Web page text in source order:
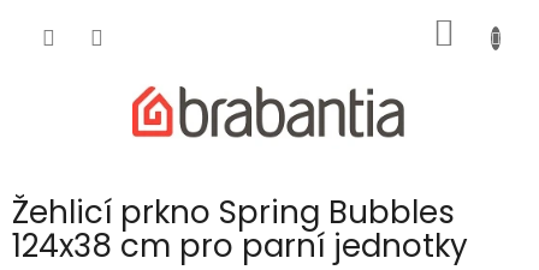
KOŠÍK
Žehlicí prkno Spring Bubbles
124x38 cm pro parní jednotky